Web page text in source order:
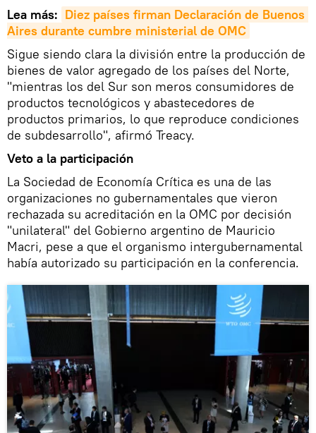
Lea más: Diez países firman Declaración de Buenos
Aires durante cumbre ministerial de OMC
Sigue siendo clara la división entre la producción de
bienes de valor agregado de los países del Norte,
"mientras los del Sur son meros consumidores de
productos tecnológicos y abastecedores de
productos primarios, lo que reproduce condiciones
de subdesarrollo", afirmó Treacy.
Veto a la participación
La Sociedad de Economía Crítica es una de las
organizaciones no gubernamentales que vieron
rechazada su acreditación en la OMC por decisión
"unilateral" del Gobierno argentino de Mauricio
Macri, pese a que el organismo intergubernamental
había autorizado su participación en la conferencia.